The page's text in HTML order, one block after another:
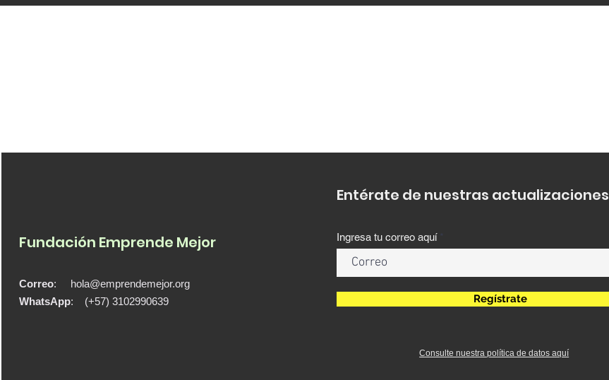
Fundación Emprende Mejor
Correo: hola@emprendemejor.org
WhatsApp: (+57) 3102990639
Entérate de nuestras actualizaciones
Ingresa tu correo aquí
Regístrate
Consulte nuestra política de datos aquí